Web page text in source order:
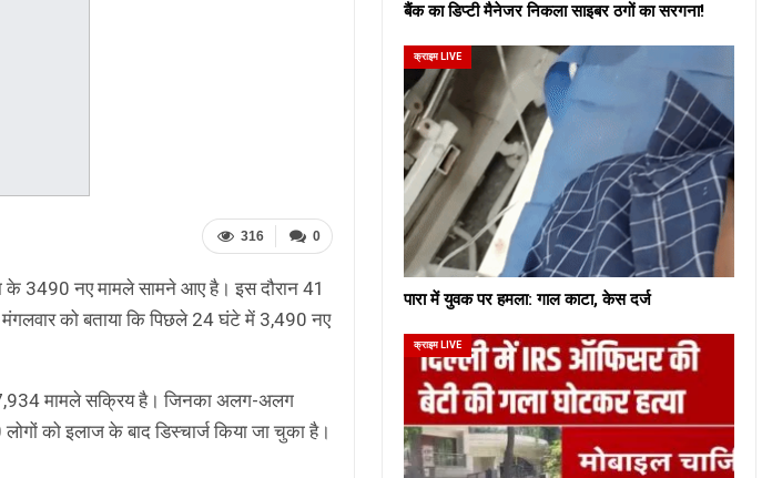
0
316
के 3490 नए मामले सामने आए है। इस दौरान 41
को बताया कि पिछले 24 घंटे में 3,490 नए
मामले सक्रिय है। जिनका अलग-अलग
को इलाज के बाद डिस्चार्ज किया जा चुका है।
बैंक का डिप्टी मैनेजर निकला साइबर ठगों का सरगना!
क्राइम LIVE
पारा में युवक पर हमला: गाल काटा, केस दर्ज
क्राइम LIVE